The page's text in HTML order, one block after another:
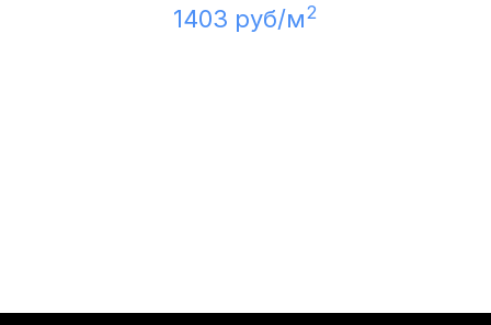
1403 руб/м2